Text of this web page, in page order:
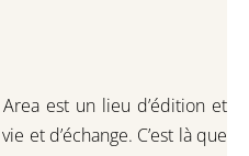
Area est un lieu d’édition et
et d’échange. C’est là que